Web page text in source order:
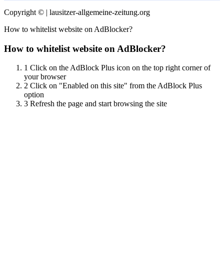
Copyright © | lausitzer-allgemeine-zeitung.org
How to whitelist website on AdBlocker?
How to whitelist website on AdBlocker?
1 Click on the AdBlock Plus icon on the top right corner of
your browser
2 Click on "Enabled on this site" from the AdBlock Plus
option
3 Refresh the page and start browsing the site